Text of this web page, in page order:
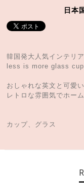
日本
韓国発大人気インテリ
less is more glass cup
おしゃれな英文と可愛
レトロな雰囲気でホー
カップ、グラス